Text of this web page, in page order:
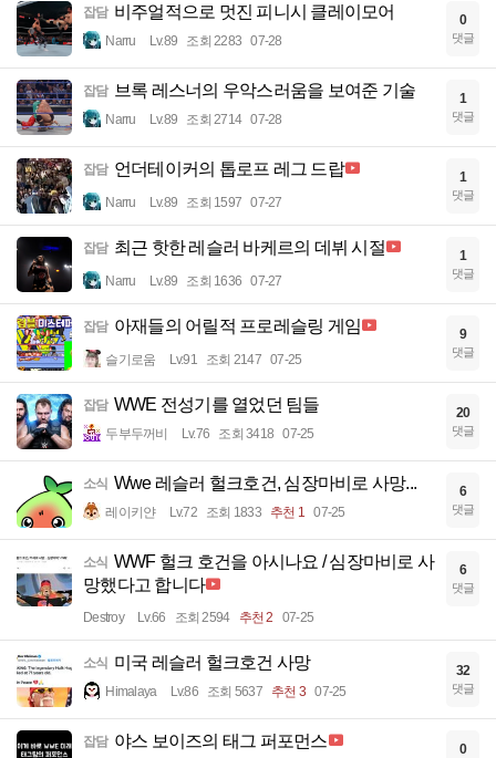
잡담 비주얼적으로 멋진 피니시 클레이모어
Narru Lv.89 조회 2283 07-28
0
댓글
잡담 브록 레스너의 우악스러움을 보여준 기술
Narru Lv.89 조회 2714 07-28
1
댓글
잡담 언더테이커의 톱로프 레그 드랍
Narru Lv.89 조회 1597 07-27
1
댓글
잡담 최근 핫한 레슬러 바케르의 데뷔 시절
Narru Lv.89 조회 1636 07-27
1
댓글
잡담 아재들의 어릴적 프로레슬링 게임
슬기로움 Lv.91 조회 2147 07-25
9
댓글
잡담 WWE 전성기를 열었던 팀들
두부두꺼비 Lv.76 조회 3418 07-25
20
댓글
소식 Wwe 레슬러 헐크호건, 심장마비로 사망...
레이키얀 Lv.72 조회 1833 추천 1 07-25
6
댓글
소식 WWF 헐크 호건을 아시나요 / 심장마비로 사
망했다고 합니다
Destroy Lv.66 조회 2594 추천 2 07-25
6
댓글
소식 미국 레슬러 헐크호건 사망
Himalaya Lv.86 조회 5637 추천 3 07-25
32
댓글
잡담 야스 보이즈의 태그 퍼포먼스 0